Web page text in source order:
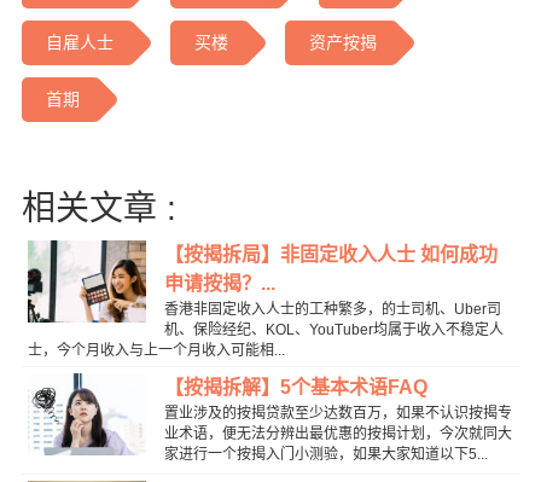
自雇人士 买楼 资产按揭
首期
相关文章 :
【按揭拆局】非固定收入人士 如何成功
申请按揭？...
香港非固定收入人士的工种繁多，的士司机、Uber司
机、保险经纪、KOL、YouTuber均属于收入不稳定人
士，今个月收入与上一个月收入可能相...
【按揭拆解】5个基本术语FAQ
置业涉及的按揭贷款至少达数百万，如果不认识按揭专
业术语，便无法分辨出最优惠的按揭计划，今次就同大
家进行一个按揭入门小测验，如果大家知道以下5...